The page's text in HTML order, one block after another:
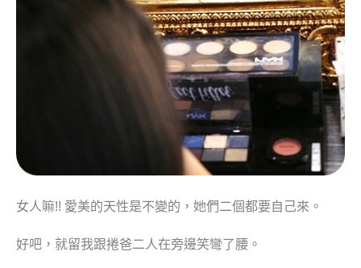
女人嘛!! 愛美的天性是不變的，她們二個都要自己來。
好吧，就留我跟捲爸二人在旁邊笑彎了腰。